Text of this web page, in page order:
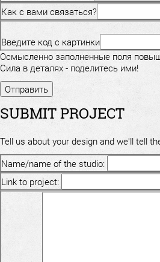
Как с вами связаться?
Введите код с картинки
Осмысленно заполненные поля
Сила в деталях - поделитесь ими!
SUBMIT PROJECT
Tell us about your design and we'll tell
Name/name of the studio:
Link to project: